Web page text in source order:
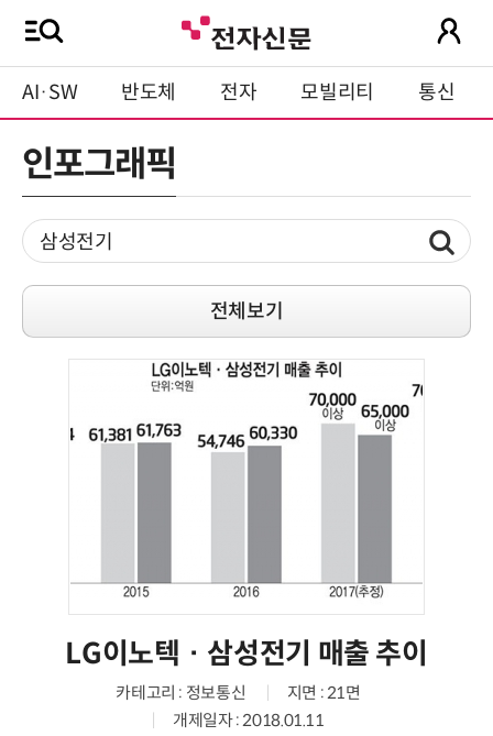
AI·SW 반도체 전자 모빌리티 통신
인포그래픽
전체보기
LG이노텍 · 삼성전기 매출 추이
카테고리 : 정보통신
지면 : 21면
개제일자 : 2018.01.11